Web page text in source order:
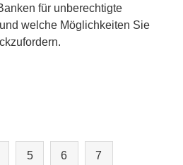
für unberechtigte
welche Möglichkeiten Sie
5 6 7